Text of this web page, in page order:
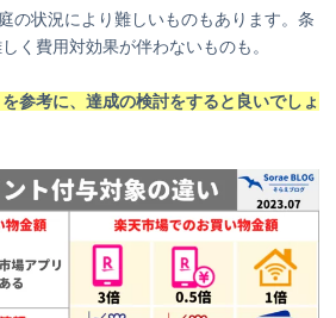
状況により難しいものもあります。条
く費用対効果が伴わないものも。
を参考に、達成の検討をすると良いでしょ